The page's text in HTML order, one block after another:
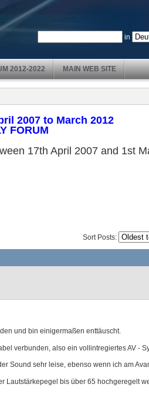
in
2012-2022 MAIN WEB SITE
2007 to March 2012
FORUM
17th April 2007 and 1st
Sort Posts:
und bin einigermaßen enttäuscht.
verbunden, also ein vollintregiertes AV -
Sound sehr leise, ebenso wenn ich am
Lautstärkepegel bis über 65 hochgeregelt